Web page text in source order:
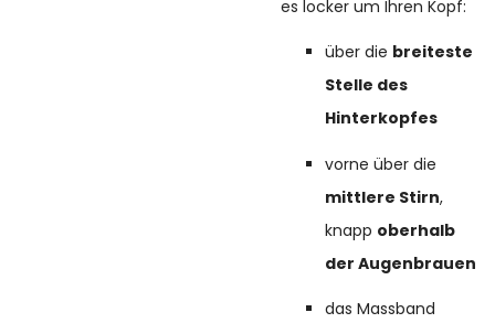
es locker um Ihren Kopf:
über die breiteste
Stelle des
Hinterkopfes
vorne über die
mittlere Stirn,
knapp oberhalb
der Augenbrauen
das Massband